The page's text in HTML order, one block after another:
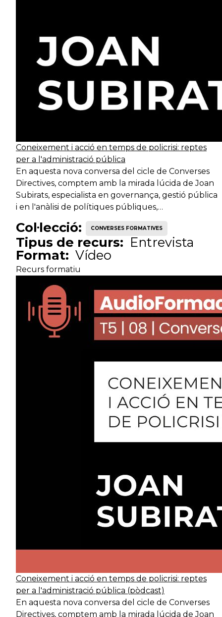
Coneixement i acció en temps de policrisi: reptes
per a l'administració pública
En aquesta nova conversa del cicle de Converses
Directives, comptem amb la mirada lúcida de Joan
Subirats, especialista en governança, gestió pública
i en l'anàlisi de polítiques públiques,…
Col·lecció: CONVERSES FORMATIVES
Tipus de recurs: Entrevista
Format: Vídeo
Recurs formatiu
Coneixement i acció en temps de policrisi: reptes
per a l'administració pública (pòdcast)
En aquesta nova conversa del cicle de Converses
Directives, comptem amb la mirada lúcida de Joan